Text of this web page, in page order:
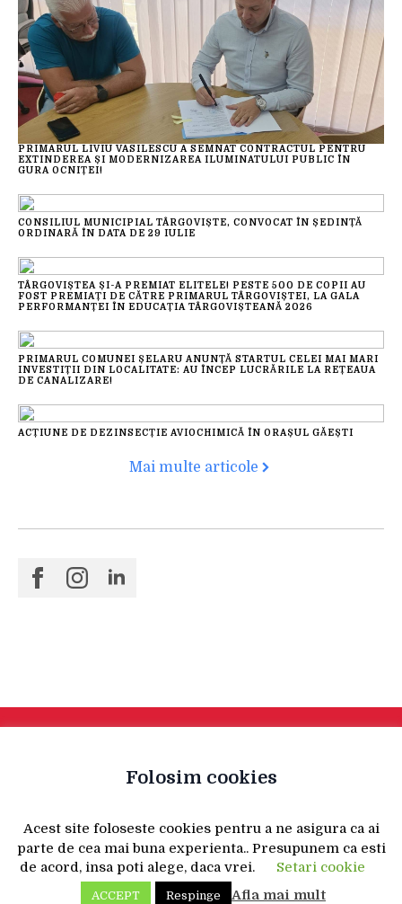
PRIMARUL LIVIU VASILESCU A SEMNAT CONTRACTUL PENTRU
EXTINDEREA ȘI MODERNIZAREA ILUMINATULUI PUBLIC ÎN
GURA OCNIȚEI!
CONSILIUL MUNICIPIAL TÂRGOVIȘTE, CONVOCAT ÎN ȘEDINȚĂ
ORDINARĂ ÎN DATA DE 29 IULIE
TÂRGOVIȘTEA ȘI-A PREMIAT ELITELE! PESTE 500 DE COPII AU
FOST PREMIAȚI DE CĂTRE PRIMARUL TÂRGOVIȘTEI, LA GALA
PERFORMANȚEI ÎN EDUCAȚIA TÂRGOVIȘTEANĂ 2026
PRIMARUL COMUNEI ȘELARU ANUNȚĂ STARTUL CELEI MAI MARI
INVESTIȚII DIN LOCALITATE: AU ÎNCEP LUCRĂRILE LA REȚEAUA
DE CANALIZARE!
ACȚIUNE DE DEZINSECȚIE AVIOCHIMICĂ ÎN ORAȘUL GĂEȘTI
Mai multe articole
Folosim cookies
Acest site foloseste cookies pentru a ne asigura ca ai
parte de cea mai buna experienta.. Presupunem ca esti
de acord, insa poti alege, daca vrei.
Setari cookie
ACCEPT Respinge Afla mai mult